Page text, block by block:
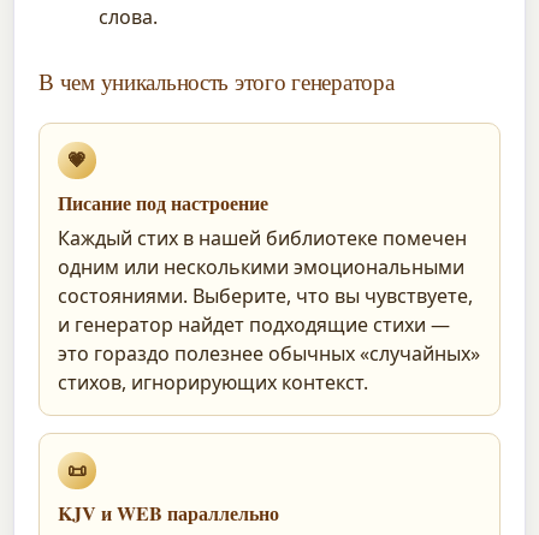
слова.
В чем уникальность этого генератора
💗
Писание под настроение
Каждый стих в нашей библиотеке помечен
одним или несколькими эмоциональными
состояниями. Выберите, что вы чувствуете,
и генератор найдет подходящие стихи —
это гораздо полезнее обычных «случайных»
стихов, игнорирующих контекст.
📜
KJV и WEB параллельно